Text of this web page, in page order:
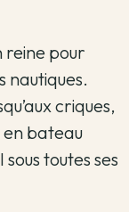
reine pour
nautiques.
criques,
en bateau
toutes ses